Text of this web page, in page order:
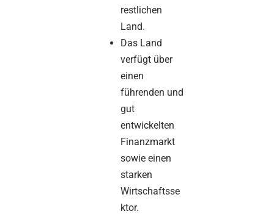
restlichen
Land.
Das Land
verfügt über
einen
führenden und
gut
entwickelten
Finanzmarkt
sowie einen
starken
Wirtschaftsse
ktor.